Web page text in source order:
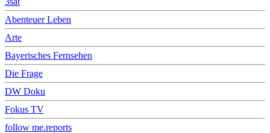
Abenteuer Leben
Arte
Bayerisches Fernsehen
Die Frage
DW Doku
Fokus TV
follow me.reports